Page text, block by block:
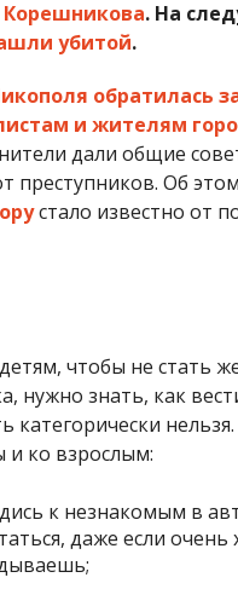
Корешникова. На
убитой.
обратилась
и жителям
дали общие
преступников. Об этом
стало известно от
чтобы не стать
нужно знать, как
категорически
ко взрослым:
к незнакомым в
даже если очень